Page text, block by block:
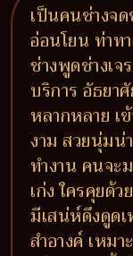
เป็นคนช่างจ
อ่อนโยน ท่าท
ช่างพูดช่างเจ
บริการ อัธยา
หลากหลาย เ
งาม สวยนุ่มน่
ทำงาน คนจะ
เก่ง ใครคุยด้
มีเสน่ห์ดึงดูด
สำอางค์ เหม